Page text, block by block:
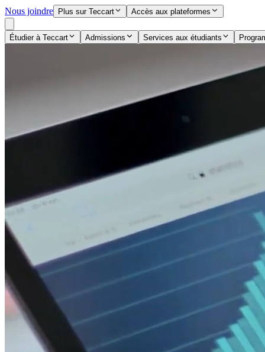
Nous joindre Plus sur Teccart Accès aux plateformes
Étudier à Teccart Admissions Services aux étudiants